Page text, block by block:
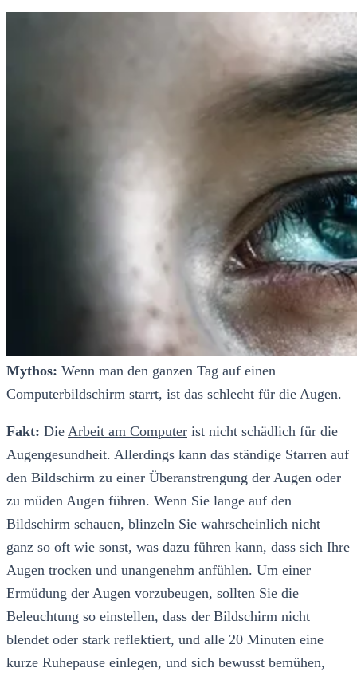
Mythos: Wenn man den ganzen Tag auf einen
Computerbildschirm starrt, ist das schlecht für die Augen.
Fakt: Die Arbeit am Computer ist nicht schädlich für die
Augengesundheit. Allerdings kann das ständige Starren auf
den Bildschirm zu einer Überanstrengung der Augen oder
zu müden Augen führen. Wenn Sie lange auf den
Bildschirm schauen, blinzeln Sie wahrscheinlich nicht
ganz so oft wie sonst, was dazu führen kann, dass sich Ihre
Augen trocken und unangenehm anfühlen. Um einer
Ermüdung der Augen vorzubeugen, sollten Sie die
Beleuchtung so einstellen, dass der Bildschirm nicht
blendet oder stark reflektiert, und alle 20 Minuten eine
kurze Ruhepause einlegen, und sich bewusst bemühen,